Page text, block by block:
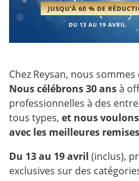
Chez Reysan, nous
Nous célébrons 30 ansà
professionnelles à des
tous types, et nous
avec les meilleures
Du 13 au 19 avril (inclus),
exclusives sur des